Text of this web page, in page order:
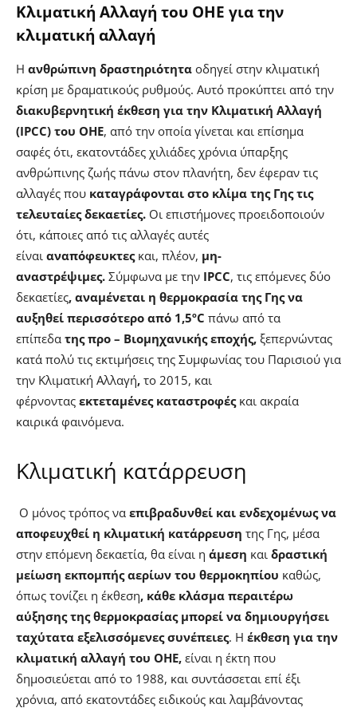
Κλιματική Αλλαγή του ΟΗΕ για την
κλιματική αλλαγή
Η ανθρώπινη δραστηριότητα οδηγεί στην κλιματική
κρίση με δραματικούς ρυθμούς. Αυτό προκύπτει από την
διακυβερνητική έκθεση για την Κλιματική Αλλαγή
(IPCC) του ΟΗΕ, από την οποία γίνεται και επίσημα
σαφές ότι, εκατοντάδες χιλιάδες χρόνια ύπαρξης
ανθρώπινης ζωής πάνω στον πλανήτη, δεν έφεραν τις
αλλαγές που καταγράφονται στο κλίμα της Γης τις
τελευταίες δεκαετίες. Οι επιστήμονες προειδοποιούν
ότι, κάποιες από τις αλλαγές αυτές
είναι αναπόφευκτες και, πλέον, μη-
αναστρέψιμες. Σύμφωνα με την IPCC, τις επόμενες δύο
δεκαετίες, αναμένεται η θερμοκρασία της Γης να
αυξηθεί περισσότερο από 1,5ºC πάνω από τα
επίπεδα της προ – Βιομηχανικής εποχής, ξεπερνώντας
κατά πολύ τις εκτιμήσεις της Συμφωνίας του Παρισιού για
την Κλιματική Αλλαγή, το 2015, και
φέρνοντας εκτεταμένες καταστροφέςκαι ακραία
καιρικά φαινόμενα.
Κλιματική κατάρρευση
Ο μόνος τρόπος να επιβραδυνθεί και ενδεχομένως να
αποφευχθεί η κλιματική κατάρρευση της Γης, μέσα
στην επόμενη δεκαετία, θα είναι η άμεση και δραστική
μείωση εκπομπής αερίων του θερμοκηπίου καθώς,
όπως τονίζει η έκθεση, κάθε κλάσμα περαιτέρω
αύξησης της θερμοκρασίας μπορεί να δημιουργήσει
ταχύτατα εξελισσόμενες συνέπειες. Η έκθεση για την
κλιματική αλλαγή του ΟΗΕ, είναι η έκτη που
δημοσιεύεται από το 1988, και συντάσσεται επί έξι
χρόνια, από εκατοντάδες ειδικούς και λαμβάνοντας